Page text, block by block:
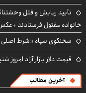
تأیید ربایش و قتل
خانواده مقتول فرستادند
سخنگوی سپاه «شرط اصلی
قیمت دلار بازار آزاد امروز شنبه ۱۷ مرداد
آخرین مطالب